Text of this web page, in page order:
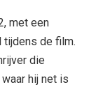
met een
tijdens de film.
die
hij net is